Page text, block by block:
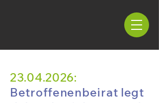
23.04.2026:
Betroffenenbeirat legt